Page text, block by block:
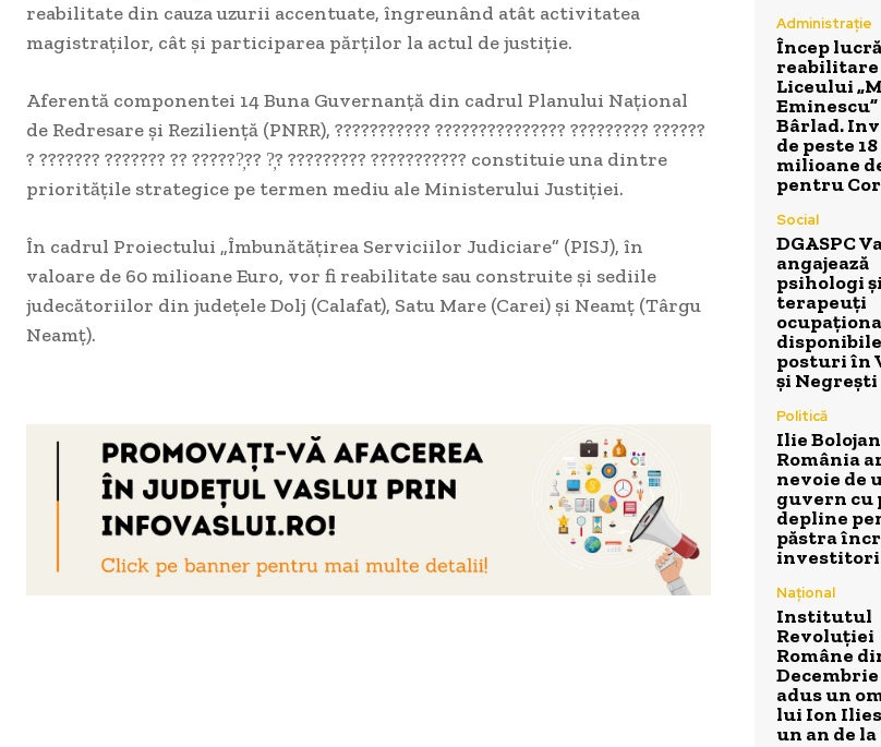
reabilitate din cauza uzurii accentuate, îngreunând atât activitatea
magistraților, cât și participarea părților la actul de justiție.
Aferentă componentei 14 Buna Guvernanță din cadrul Planului Naţional
de Redresare şi Reziliență (PNRR), ??????????? ??????????????? ????????? ??????
? ??????? ??????? ?? ??????̦?? ?̦? ????????? ??????????? constituie una dintre
prioritățile strategice pe termen mediu ale Ministerului Justiției.
În cadrul Proiectului „Îmbunătățirea Serviciilor Judiciare” (PISJ), în
valoare de 60 milioane Euro, vor fi reabilitate sau construite și sediile
judecătoriilor din județele Dolj (Calafat), Satu Mare (Carei) și Neamț (Târgu
Neamț).
Administrație
Încep
reabilitare
Liceului
Bârlad.
de peste 18
milioane
pentru
Social
DGASPC
angajează
psihologi și
terapeuți
disponibile
posturi în
și Negrești
Politică
Ilie
România
nevoie de
guvern cu
depline
păstra
Național
Institutul
Revoluției
Române
Decembrie
adus un
lui Ion
un an de